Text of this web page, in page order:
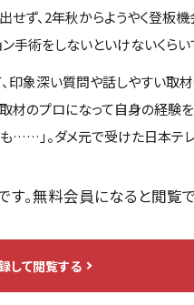
せず、2年秋からようやく登板
手術をしないといけないくらい
印象深い質問や話しやすい取
材のプロになって自身の経験
……」。ダメ元で受けた日本テ